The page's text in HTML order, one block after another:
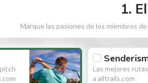
1.
Marque las pasiones de los miembros
Las mejores
a alltrails.com